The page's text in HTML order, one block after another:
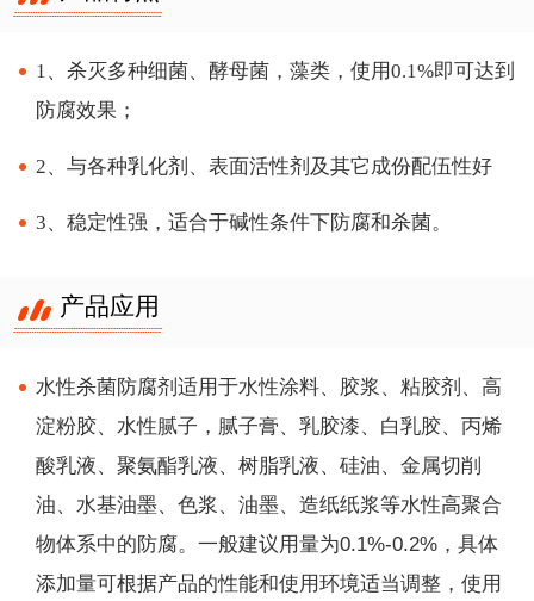
1、杀灭多种细菌、酵母菌，藻类，使用0.1%即可达到
防腐效果；
2、与各种乳化剂、表面活性剂及其它成份配伍性好
3、稳定性强，适合于碱性条件下防腐和杀菌。
产品应用
水性杀菌防腐剂适用于水性涂料、胶浆、粘胶剂、高
淀粉胶、水性腻子，腻子膏、乳胶漆、白乳胶、丙烯
酸乳液、聚氨酯乳液、树脂乳液、硅油、金属切削
油、水基油墨、色浆、油墨、造纸纸浆等水性高聚合
物体系中的防腐。 一般建议用量为0.1%-0.2%，具体
添加量可根据产品的性能和使用环境适当调整，使用